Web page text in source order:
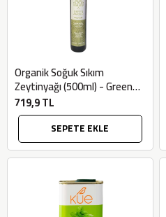
Organik Soğuk Sıkım
Zeytinyağı (500ml) - Green
Amour
719,9 TL
SEPETE EKLE